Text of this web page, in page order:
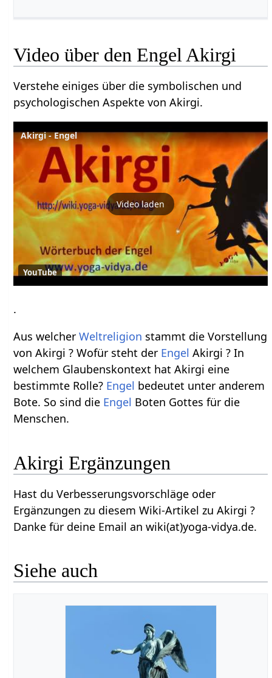
Video über den Engel Akirgi
Verstehe einiges über die symbolischen und
psychologischen Aspekte von Akirgi.
Akirgi - Engel
Video laden
YouTube
.
Aus welcherWeltreligion stammt die Vorstellung
von Akirgi ? Wofür steht der Engel Akirgi ? In
welchem Glaubenskontext hat Akirgi eine
bestimmte Rolle? Engel bedeutet unter anderem
Bote. So sind die Engel Boten Gottes für die
Menschen.
Akirgi Ergänzungen
Hast du Verbesserungsvorschläge oder
Ergänzungen zu diesem Wiki-Artikel zu Akirgi ?
Danke für deine Email an wiki(at)yoga-vidya.de.
Siehe auch